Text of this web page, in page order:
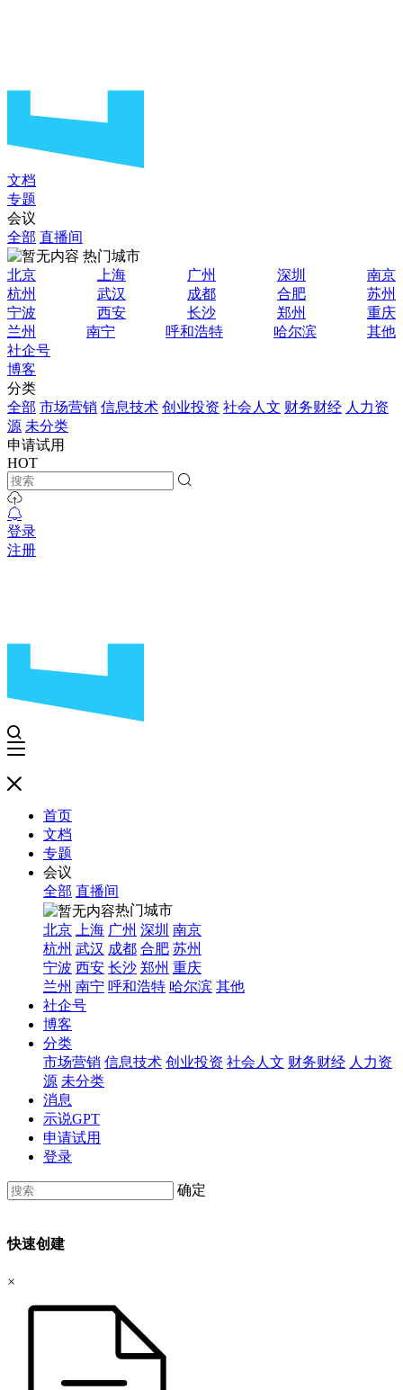
文档
专题
会议
全部 直播间
热门城市
北京
上海 广州 深圳
南京
杭州
武汉 成都 合肥
苏州
宁波
西安 长沙 郑州
重庆
兰州
南宁 呼和浩特 哈尔滨
其他
社企号
博客
分类
全部 市场营销 信息技术 创业投资 社会人文 财务财经 人力资
源 未分类
申请试用
HOT
登录
注册
首页
文档
专题
会议
全部 直播间
热门城市
北京
上海 广州 深圳 南京
杭州 武汉 成都 合肥 苏州
宁波 西安 长沙 郑州 重庆
兰州 南宁 呼和浩特 哈尔滨 其他
社企号
博客
分类
市场营销 信息技术 创业投资 社会人文 财务财经 人力资
源 未分类
消息
示说GPT
申请试用
登录
确定
快速创建
×